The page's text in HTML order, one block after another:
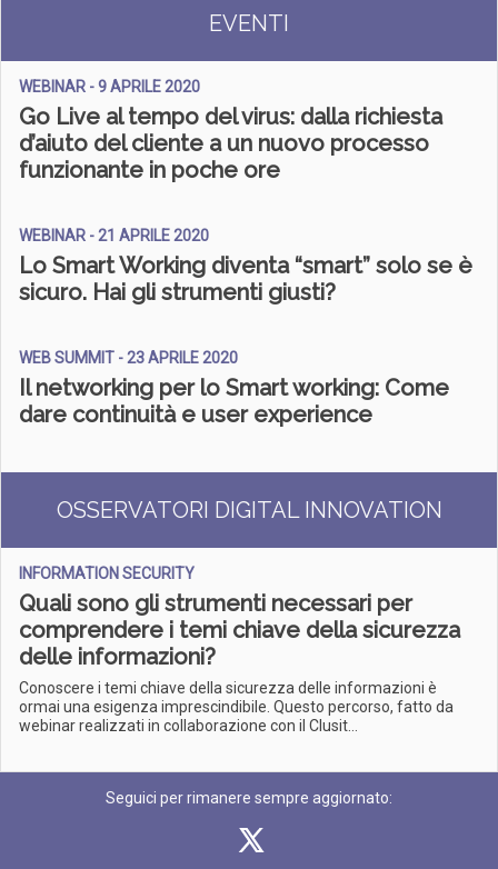
EVENTI
WEBINAR - 9 APRILE 2020
Go Live al tempo del virus: dalla richiesta
d’aiuto del cliente a un nuovo processo
funzionante in poche ore
WEBINAR - 21 APRILE 2020
Lo Smart Working diventa “smart” solo se è
sicuro. Hai gli strumenti giusti?
WEB SUMMIT - 23 APRILE 2020
Il networking per lo Smart working: Come
dare continuità e user experience
OSSERVATORI DIGITAL INNOVATION
INFORMATION SECURITY
Quali sono gli strumenti necessari per
comprendere i temi chiave della sicurezza
delle informazioni?
Conoscere i temi chiave della sicurezza delle informazioni è
ormai una esigenza imprescindibile. Questo percorso, fatto da
webinar realizzati in collaborazione con il Clusit...
Seguici per rimanere sempre aggiornato: